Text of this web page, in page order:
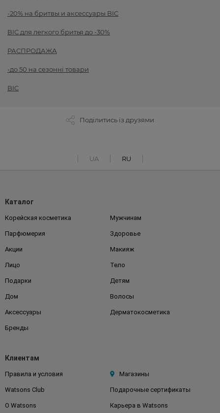
-20% на бритвы и аксессуары BIC
BIC для легкого бритья до -30%
РАСПРОДАЖА
-до 50 на сезонні товари
BIC
Поділитись із друзями
UA RU
Каталог
Корейская косметика Мужчинам
Парфюмерия Здоровье
Акции Макияж
Лицо Тело
Подарки Детям
Дом Волосы
Аксессуары Дерматокосметика
Бренды
Клиентам
Правила и условия Магазины
Watsons Club Подарочные сертификаты
О Watsons Карьера в Watsons